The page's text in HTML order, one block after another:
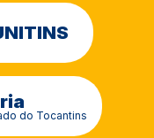
do Tocantins